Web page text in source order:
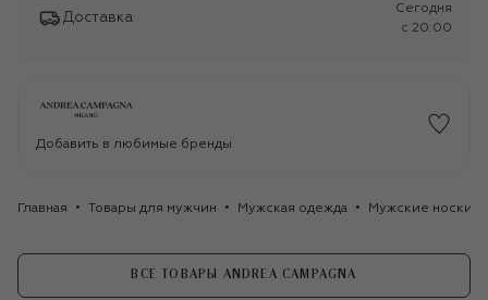
Доставка
Сегодня
c 20:00
Добавить в любимые бренды
Главная Товары для мужчин Мужская одежда Мужские носки
ВСЕ ТОВАРЫ ANDREA CAMPAGNA